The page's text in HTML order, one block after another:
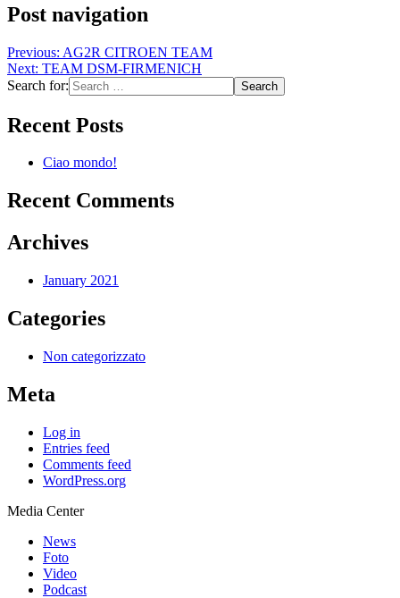
Post navigation
Previous: AG2R CITROEN TEAM
Next: TEAM DSM-FIRMENICH
Search for:
Recent Posts
Ciao mondo!
Recent Comments
Archives
January 2021
Categories
Non categorizzato
Meta
Log in
Entries feed
Comments feed
WordPress.org
Media Center
News
Foto
Video
Podcast